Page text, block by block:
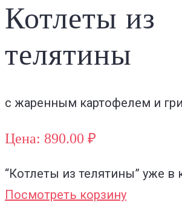
Котлеты из
телятины
с жаренным картофелем и
Цена: 890.00 ₽
“Котлеты из телятины” уже в
Посмотреть корзину